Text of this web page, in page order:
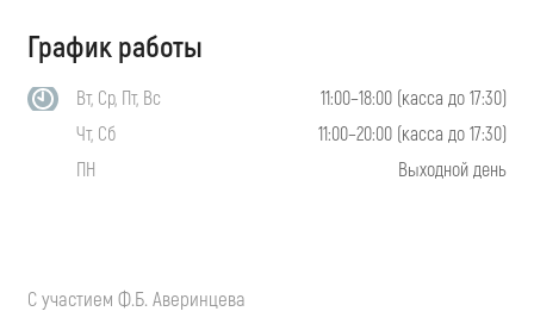
График работы
Вт, Ср, Пт, Вс
11:00–18:00 (касса до 17:30)
Чт, Сб
11:00–20:00 (касса до 17:30)
ПН
Выходной день
С участием Ф.Б. Аверинцева